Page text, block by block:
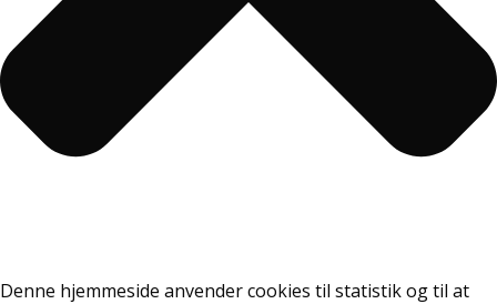
Denne hjemmeside anvender cookies til statistik og til at